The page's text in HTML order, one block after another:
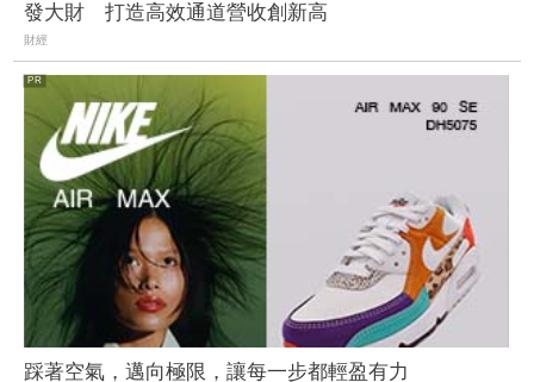
發大財 打造高效通道營收創新高
財經
踩著空氣，邁向極限，讓每一步都輕盈有力